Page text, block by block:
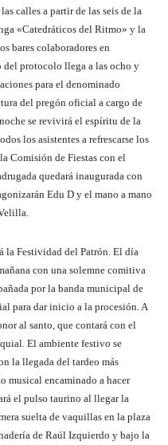
calles a partir de las seis de la
«Catedráticos del Ritmo» y la
bares colaboradores en
del protocolo llega a las ocho y
para el denominado
del pregón oficial a cargo de
se revivirá el espíritu de la
los asistentes a refrescarse los
Comisión de Fiestas con el
quedará inaugurada con
Edu D y el mano a mano
la Festividad del Patrón. El día
con una solemne comitiva
por la banda municipal de
para dar inicio a la procesión. A
al santo, que contará con el
El ambiente festivo se
la llegada del tardeo más
musical encaminado a hacer
el pulso taurino al llegar la
suelta de vaquillas en la plaza
de Raúl Izquierdo y bajo la